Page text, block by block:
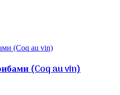
(Coq au vin)